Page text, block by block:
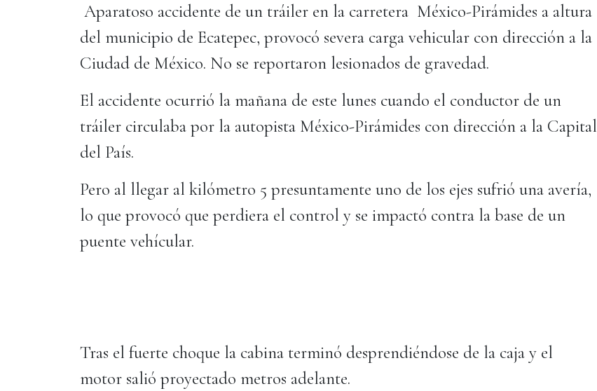
Aparatoso accidente de un tráiler en la carretera México-Pirámides a altura
del municipio de Ecatepec, provocó severa carga vehicular con dirección a la
Ciudad de México. No se reportaron lesionados de gravedad.
El accidente ocurrió la mañana de este lunes cuando el conductor de un
tráiler circulaba por la autopista México-Pirámides con dirección a la Capital
del País.
Pero al llegar al kilómetro 5 presuntamente uno de los ejes sufrió una avería,
lo que provocó que perdiera el control y se impactó contra la base de un
puente vehícular.
Tras el fuerte choque la cabina terminó desprendiéndose de la caja y el
motor salió proyectado metros adelante.